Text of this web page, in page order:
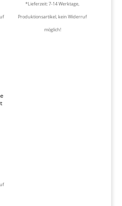
*Lieferzeit:7-14 Werktage,
Produktionsartikel, kein Widerruf
möglich!